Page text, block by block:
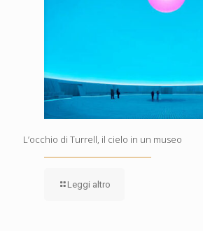
L’occhio di Turrell, il cielo in un museo
Leggi altro